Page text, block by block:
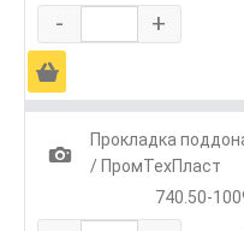
- +
Ä
1
Прокладка
/ ПромТехПласт
740.50-